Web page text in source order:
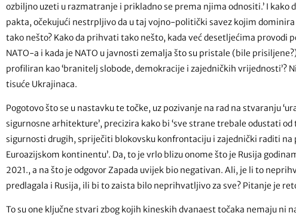
ozbiljno uzeti u razmatranje i prikladno se prema njima odnositi.’ I kako
pakta, očekujući nestrpljivo da u taj vojno-politički savez kojim
tako nešto? Kako da prihvati tako nešto, kada već desetljećima provodi
NATO-a i kada je NATO u javnosti zemalja što su pristale (bile
profiliran kao ‘branitelj slobode, demokracije i zajedničkih vrijednosti’?
tisuće Ukrajinaca.
Pogotovo što se u nastavku te točke, uz pozivanje na rad na stvaranju
sigurnosne arhitekture’, precizira kako bi ‘sve strane trebale odustati
sigurnosti drugih, spriječiti blokovsku konfrontaciju i zajednički raditi
Euroazijskom kontinentu’. Da, to je vrlo blizu onome što je Rusija
2021., a na što je odgovor Zapada uvijek bio negativan. Ali, je li to
predlagala i Rusija, ili bi to zaista bilo neprihvatljivo za sve? Pitanje je
To su one ključne stvari zbog kojih kineskih dvanaest točaka nemaju ni